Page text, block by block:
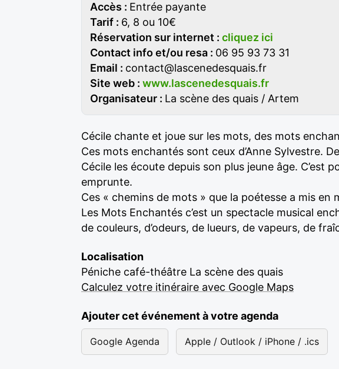
Accès : Entrée payante
Tarif : 6, 8 ou 10€
Réservation sur internet : cliquez ici
Contact info et/ou resa : 06 95 93 73 31
Email : contact@lascenedesquais.fr
Site web : www.lascenedesquais.fr
Organisateur : La scène des quais / Artem
Cécile chante et joue sur les mots, des mots
Ces mots enchantés sont ceux d’Anne Sylvestre.
Cécile les écoute depuis son plus jeune âge. C’est
emprunte.
Ces « chemins de mots » que la poétesse a mis
Les Mots Enchantés c’est un spectacle musical
de couleurs, d’odeurs, de lueurs, de vapeurs, de
Localisation
Péniche café-théâtre La scène des quais
Calculez votre itinéraire avec Google Maps
Ajouter cet événement à votre agenda
Google Agenda Apple / Outlook / iPhone / .ics